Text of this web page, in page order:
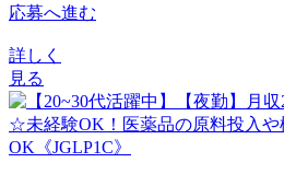
応募へ進む
詳しく
見る